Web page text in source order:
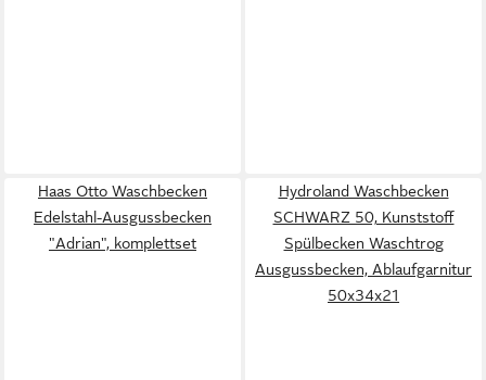
Haas Otto Waschbecken
Edelstahl-Ausgussbecken
"Adrian", komplettset
Hydroland Waschbecken
SCHWARZ 50, Kunststoff
Spülbecken Waschtrog
Ausgussbecken, Ablaufgarnitur
50x34x21